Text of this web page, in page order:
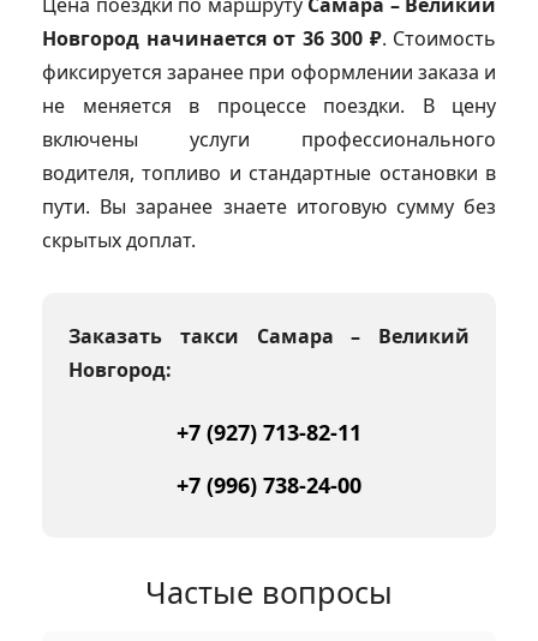
Новгород начинается от 36 300 ₽. Стоимость
фиксируется заранее при оформлении заказа и
не меняется в процессе поездки. В цену
включены услуги профессионального
водителя, топливо и стандартные остановки в
пути. Вы заранее знаете итоговую сумму без
скрытых доплат.
Заказать такси Самара – Великий
Новгород:
+7 (927) 713-82-11
+7 (996) 738-24-00
Частые вопросы